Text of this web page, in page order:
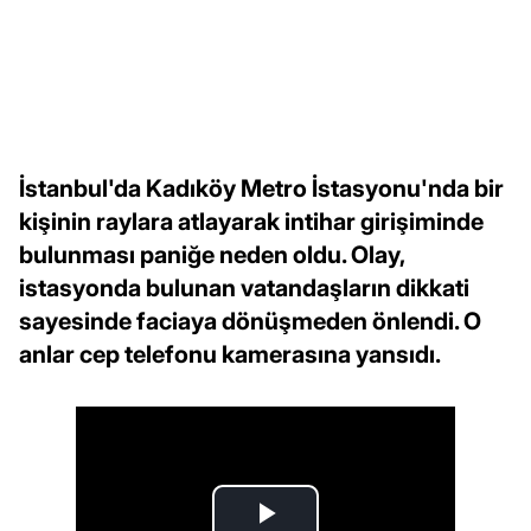
İstanbul'da Kadıköy Metro İstasyonu'nda bir
kişinin raylara atlayarak intihar girişiminde
bulunması paniğe neden oldu. Olay,
istasyonda bulunan vatandaşların dikkati
sayesinde faciaya dönüşmeden önlendi. O
anlar cep telefonu kamerasına yansıdı.